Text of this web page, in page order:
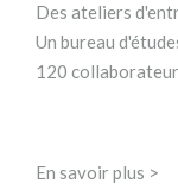
Des ateliers
Un bureau
120
En savoir plus >